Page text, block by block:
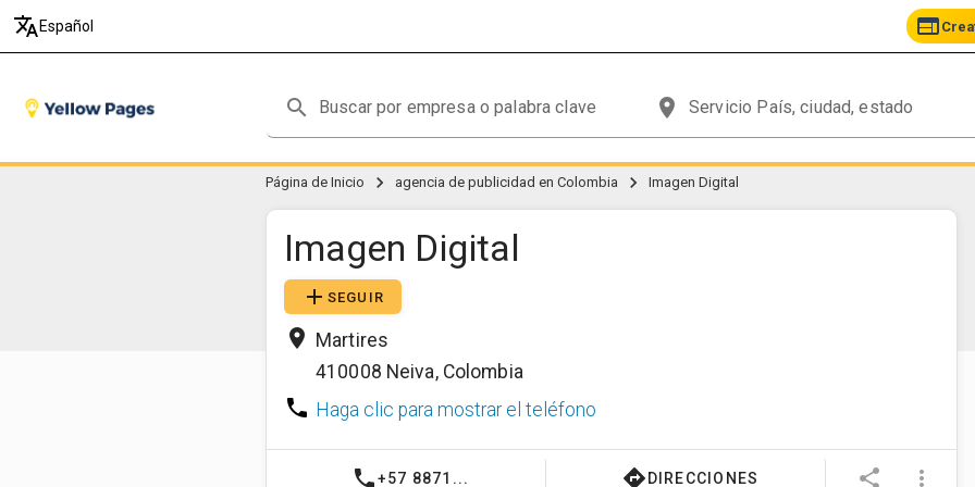
translate Español web
search place
Página de Inicio chevron_right agencia de publicidad en Colombia chevron_right Imagen Digital
Imagen Digital
add SEGUIR
place Martires
410008 Neiva, Colombia
phone Haga clic para mostrar el teléfono
phone+57 8871... directions DIRECCIONES share more_vert